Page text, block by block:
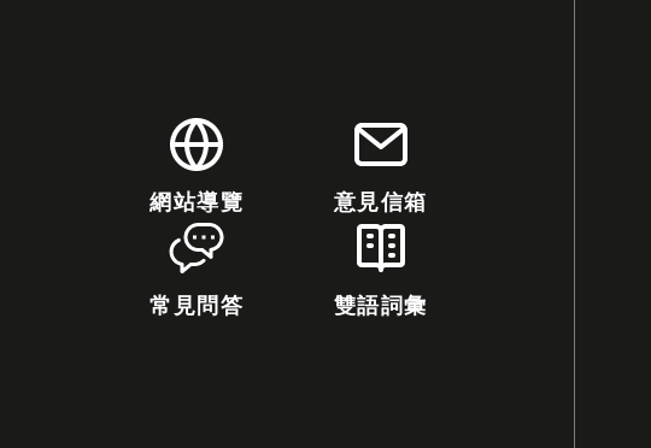
網站導覽 意見信箱
常見問答 雙語詞彙